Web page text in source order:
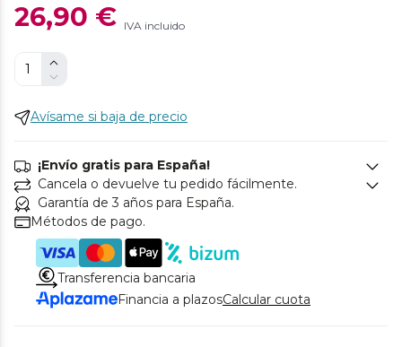
26,90 € IVA incluido
Avísame si baja de precio
¡Envío gratis para España!
Cancela o devuelve tu pedido fácilmente.
Garantía de 3 años para España.
Métodos de pago.
Transferencia bancaria
Financia a plazosCalcular cuota